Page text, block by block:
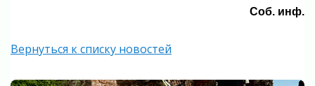
Соб. инф.
Вернуться к списку новостей